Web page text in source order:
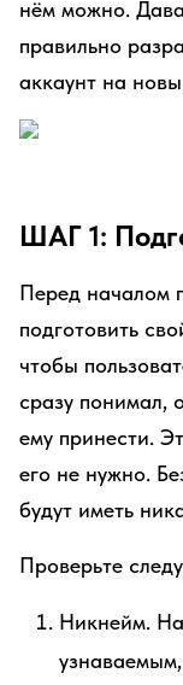
нём можно.
правильно
аккаунт на
ШАГ 1:
Перед началом
подготовить
чтобы
сразу понимал,
ему принести.
его не нужно.
будут иметь
Проверьте
Никнейм.